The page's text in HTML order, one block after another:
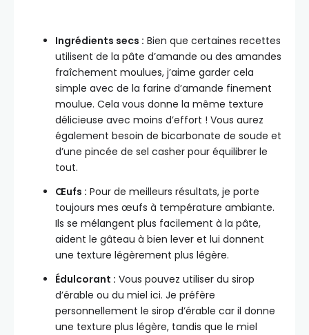
Ingrédients secs : Bien que certaines recettes
utilisent de la pâte d’amande ou des amandes
fraîchement moulues, j’aime garder cela
simple avec de la farine d’amande finement
moulue. Cela vous donne la même texture
délicieuse avec moins d’effort ! Vous aurez
également besoin de bicarbonate de soude et
d’une pincée de sel casher pour équilibrer le
tout.
Œufs : Pour de meilleurs résultats, je porte
toujours mes œufs à température ambiante.
Ils se mélangent plus facilement à la pâte,
aident le gâteau à bien lever et lui donnent
une texture légèrement plus légère.
Édulcorant : Vous pouvez utiliser du sirop
d’érable ou du miel ici. Je préfère
personnellement le sirop d’érable car il donne
une texture plus légère, tandis que le miel